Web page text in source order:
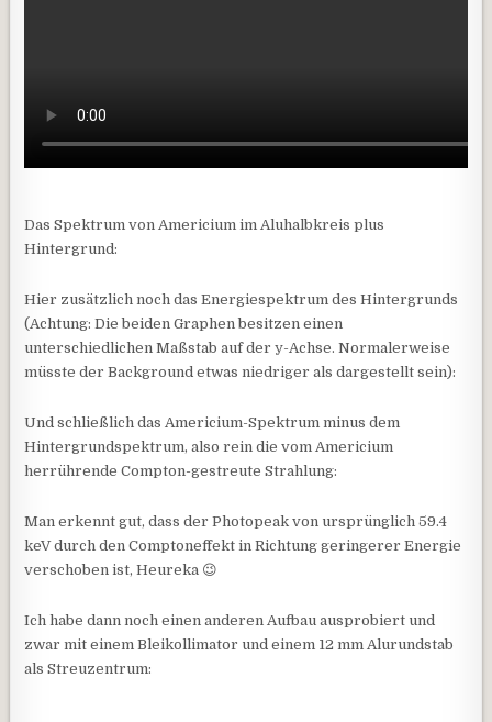
Das Spektrum von Americium im Aluhalbkreis plus
Hintergrund:
Hier zusätzlich noch das Energiespektrum des Hintergrunds
(Achtung: Die beiden Graphen besitzen einen
unterschiedlichen Maßstab auf der y-Achse. Normalerweise
müsste der Background etwas niedriger als dargestellt sein):
Und schließlich das Americium-Spektrum minus dem
Hintergrundspektrum, also rein die vom Americium
herrührende Compton-gestreute Strahlung:
Man erkennt gut, dass der Photopeak von ursprünglich 59.4
keV durch den Comptoneffekt in Richtung geringerer Energie
verschoben ist, Heureka 😉
Ich habe dann noch einen anderen Aufbau ausprobiert und
zwar mit einem Bleikollimator und einem 12 mm Alurundstab
als Streuzentrum: